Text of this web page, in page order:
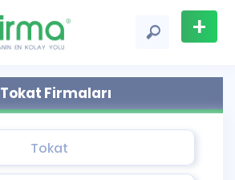
+
Tokat Firmaları